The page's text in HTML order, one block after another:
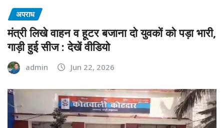
अपराध
मंत्री लिखे वाहन व हूटर बजाना दो युवकों को पड़ा भारी,
गाड़ी हुई सीज : देखें वीडियो
admin Jun 22, 2026